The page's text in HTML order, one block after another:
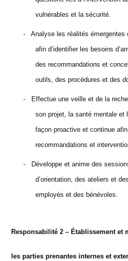
vulnérables et la sécurité.
-
Analyse les réalités
afin d’identifier les besoins
des recommandations et
outils, des procédures et des
-
Effectue une veille et de la
son projet, la santé mentale et
façon proactive et continue afin
recommandations et
-
Développe et anime des
d’orientation, des ateliers et
employés et des bénévoles.
Responsabilité 2 – Établissement et
les parties prenantes internes et